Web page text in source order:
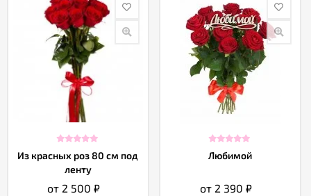
Из красных роз 80 см под
ленту
от 2 500₽
Любимой
от 2 390 ₽